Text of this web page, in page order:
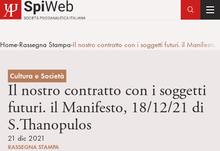
T
g
Home>Rassegna Stampa>Il nostro contratto con i soggetti futuri. il
Cultura e Società
Il nostro contratto con i soggetti
futuri. il Manifesto, 18/12/21 di
S.Thanopulos
21 dic 2021
RASSEGNA STAMPA